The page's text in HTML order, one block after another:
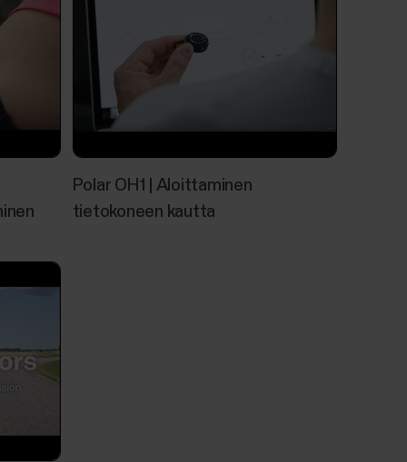
ole sukellusmittareita. Älä paina
Kun mittaat sykettä vedessä GymLink-
seikat voivat aiheuttaa...
FlowSync -ohjelmiston kanssa?
kanssa on helppo, nopea ja turvallinen tapa
Polar OH1 | Aloittaminen‬
tietokoneen kautta‬‬